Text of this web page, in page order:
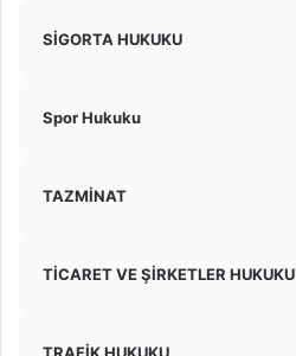
SİGORTA HUKUKU
Spor Hukuku
TAZMİNAT
TİCARET VE ŞİRKETLER HUKUKU